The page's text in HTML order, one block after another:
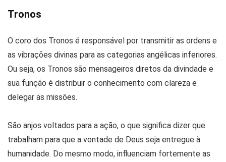
Tronos
O coro dos Tronos é responsável por transmitir as ordens e
as vibrações divinas para as categorias angélicas inferiores.
Ou seja, os Tronos são mensageiros diretos da divindade e
sua função é distribuir o conhecimento com clareza e
delegar as missões.
São anjos voltados para a ação, o que significa dizer que
trabalham para que a vontade de Deus seja entregue à
humanidade. Do mesmo modo, influenciam fortemente as